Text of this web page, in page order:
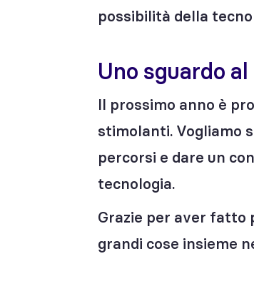
possibilità della
Uno sguardo
Il prossimo anno è
stimolanti. Vogliamo
percorsi e dare un
tecnologia.
Grazie per aver fatto
grandi cose insieme